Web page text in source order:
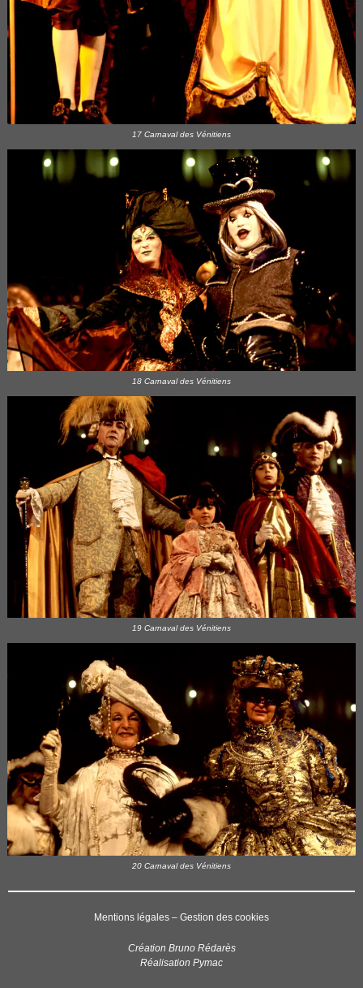
17 Carnaval des Vénitiens
18 Carnaval des Vénitiens
19 Carnaval des Vénitiens
20 Carnaval des Vénitiens
Mentions légales – Gestion des cookies
Création Bruno Rédarès
Réalisation Pymac